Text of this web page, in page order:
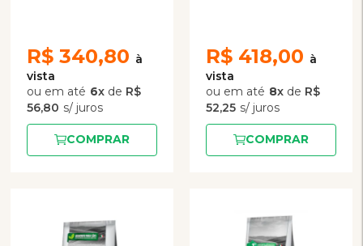
R$ 340,80
6x de R$
56,80
COMPRAR
R$ 418,00
8x de R$
52,25
COMPRAR